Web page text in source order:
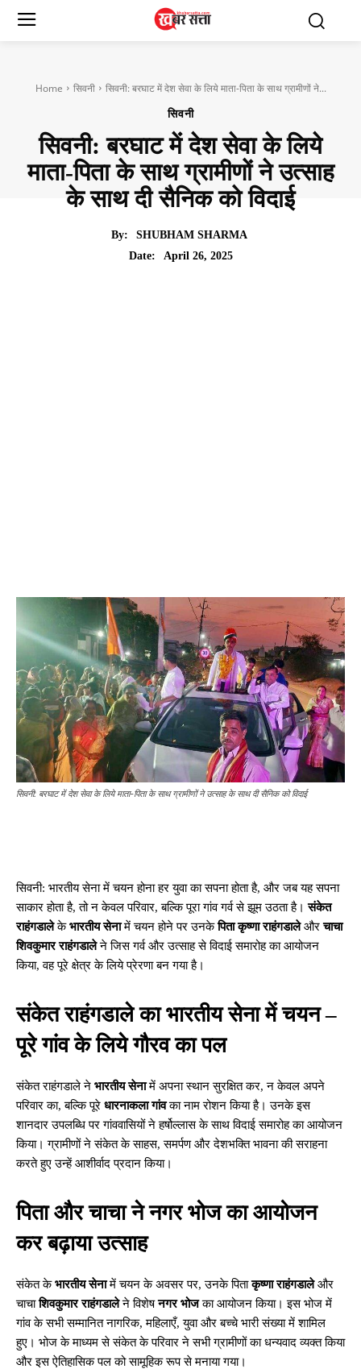
Home सिवनी सिवनी: बरघाट में देश सेवा के लिये माता-पिता के साथ ग्रामीणों ने...
सिवनी
सिवनी: बरघाट में देश सेवा के लिये
माता-पिता के साथ ग्रामीणों ने उत्साह
के साथ दी सैनिक को विदाई
By:
SHUBHAM SHARMA
Date:
April 26, 2025
सिवनी: बरघाट में देश सेवा के लिये माता-पिता के साथ ग्रामीणों ने उत्साह के साथ दी सैनिक को विदाई
सिवनी: भारतीय सेना में चयन होना हर युवा का सपना होता है, और जब यह सपना
साकार होता है, तो न केवल परिवार, बल्कि पूरा गांव गर्व से झूम उठता है।संकेत
राहंगडालेकेभारतीय सेनामें चयन होने पर उनकेपिता कृष्णा राहंगडालेऔरचाचा
शिवकुमार राहंगडालेने जिस गर्व और उत्साह से विदाई समारोह का आयोजन
किया, वह पूरे क्षेत्र के लिये प्रेरणा बन गया है।
संकेत राहंगडाले का भारतीय सेना में चयन –
पूरे गांव के लिये गौरव का पल
संकेत राहंगडाले ने भारतीय सेनामें अपना स्थान सुरक्षित कर, न केवल अपने
परिवार का, बल्कि पूरे धारनाकला गांवका नाम रोशन किया है। उनके इस
शानदार उपलब्धि पर गांववासियों ने हर्षोल्लास के साथ विदाई समारोह का आयोजन
किया। ग्रामीणों ने संकेत के साहस, समर्पण और देशभक्ति भावना की सराहना
करते हुए उन्हें आशीर्वाद प्रदान किया।
पिता और चाचा ने नगर भोज का आयोजन
कर बढ़ाया उत्साह
संकेत केभारतीय सेनामें चयन के अवसर पर, उनके पिताकृष्णा राहंगडालेऔर
चाचाशिवकुमार राहंगडालेने विशेषनगर भोजका आयोजन किया। इस भोज में
गांव के सभी सम्मानित नागरिक, महिलाएँ, युवा और बच्चे भारी संख्या में शामिल
हुए। भोज के माध्यम से संकेत के परिवार ने सभी ग्रामीणों का धन्यवाद व्यक्त किया
और इस ऐतिहासिक पल को सामूहिक रूप से मनाया गया।